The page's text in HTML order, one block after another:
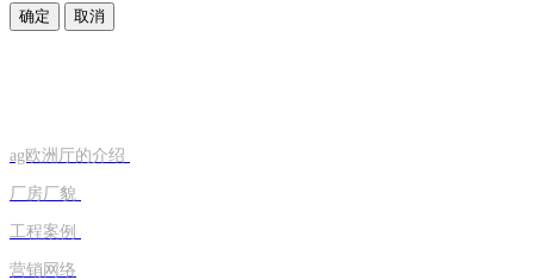
确定 取消
ag欧洲厅的介绍
厂房厂貌
工程案例
营销网络